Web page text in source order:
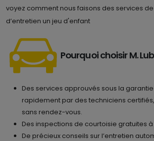
voyez comment nous faisons des services
d’entretien un jeu d'enfant
Pourquoi choisir M.
Des services approuvés sous la
rapidement par des techniciens
sans rendez-vous.
Des inspections de courtoisie gratuites
De précieux conseils sur l’entretien